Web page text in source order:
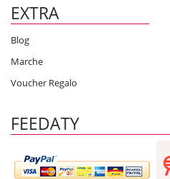
EXTRA
Blog
Marche
Voucher Regalo
FEEDATY